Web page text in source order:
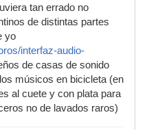
tan errado no
de distintas partes
yo
interfaz-audio-
de casas de sonido
músicos en bicicleta (en
al cuete y con plata para
no de lavados raros)